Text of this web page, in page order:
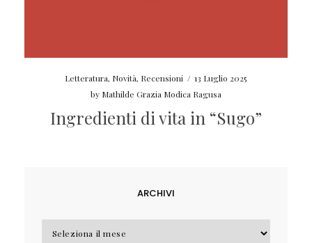
Letteratura, Novità, Recensioni / 13 Luglio 2025
by Mathilde Grazia Modica Ragusa
Ingredienti di vita in “Sugo”
ARCHIVI
Archivi